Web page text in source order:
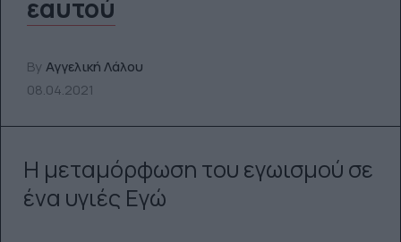
εαυτού
By Αγγελική Λάλου
08.04.2021
Η μεταμόρφωση του εγωισμού σε
ένα υγιές Εγώ